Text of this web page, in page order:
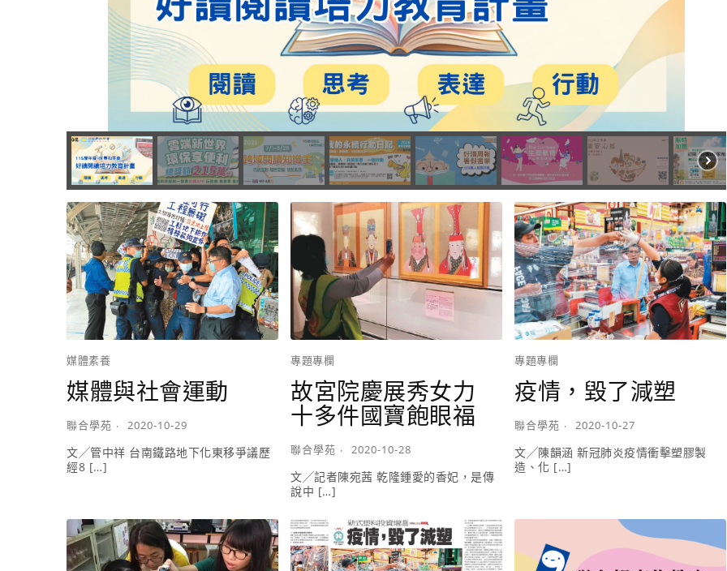
媒體素養
媒體與社會運動
聯合學苑 2020-10-29
文╱管中祥 台南鐵路地下化東移爭議歷
經8 […]
專題專欄
故宮院慶展秀女力
十多件國寶飽眼福
聯合學苑 2020-10-28
文╱記者陳宛茜 乾隆鍾愛的香妃，是傳
說中 […]
專題專欄
疫情，毀了減塑
聯合學苑 2020-10-27
文╱陳韻涵 新冠肺炎疫情衝擊塑膠製
造、化 […]